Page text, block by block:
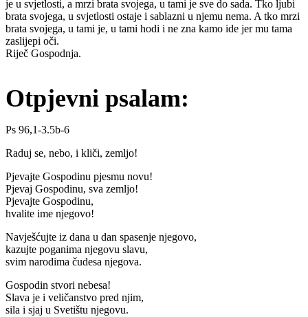
je u svjetlosti, a mrzi brata svojega, u tami je sve do sada. Tko ljubi
brata svojega, u svjetlosti ostaje i sablazni u njemu nema. A tko mrzi
brata svojega, u tami je, u tami hodi i ne zna kamo ide jer mu tama
zaslijepi oči.
Riječ Gospodnja.
Otpjevni psalam:
Ps 96,1-3.5b-6
Raduj se, nebo, i kliči, zemljo!
Pjevajte Gospodinu pjesmu novu!
Pjevaj Gospodinu, sva zemljo!
Pjevajte Gospodinu,
hvalite ime njegovo!
Navješćujte iz dana u dan spasenje njegovo,
kazujte poganima njegovu slavu,
svim narodima čudesa njegova.
Gospodin stvori nebesa!
Slava je i veličanstvo pred njim,
sila i sjaj u Svetištu njegovu.